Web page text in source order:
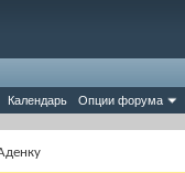
Календарь Опции форума